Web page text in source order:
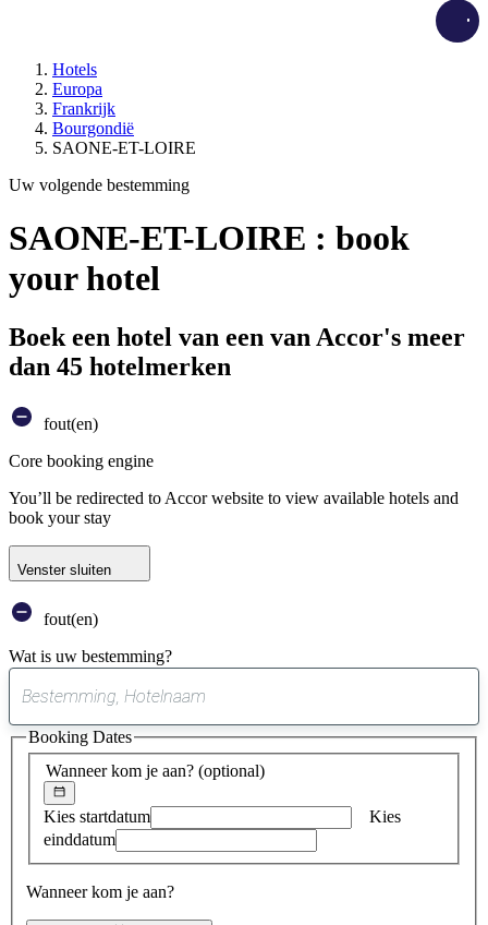
Hotels
Europa
Frankrijk
Bourgondië
SAONE-ET-LOIRE
Uw volgende bestemming
SAONE-ET-LOIRE : book
your hotel
Boek een hotel van een van Accor's meer
dan 45 hotelmerken
fout(en)
Core booking engine
You’ll be redirected to Accor website to view available hotels and
book your stay
Venster sluiten
fout(en)
Wat is uw bestemming?
suggestie
gevonden
Wanneer kom je aan? (optional)
Kies startdatum
Kies
einddatum
Wanneer kom je aan?
Booking Dates